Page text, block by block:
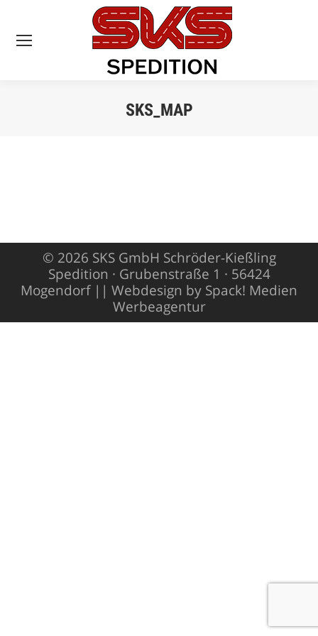
SKS_MAP
© 2026 SKS GmbH Schröder-Kießling
Spedition · Grubenstraße 1 · 56424
Mogendorf || Webdesign by Spack! Medien
Werbeagentur